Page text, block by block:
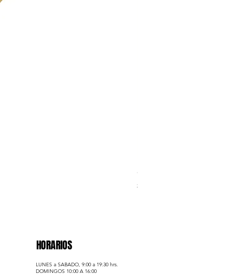
Golden Statement – Trío
Precio
$1,040.00
HORARIOS
LUNES a SABADO, 9:00 a 19:30 hrs.
​DOMINGOS 10:00 A 16:00